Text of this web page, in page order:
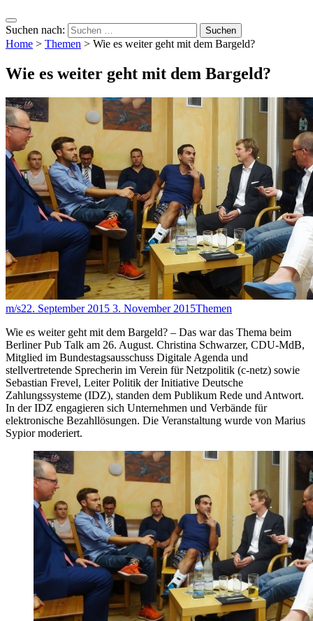
Suchen nach:
Home > Themen > Wie es weiter geht mit dem Bargeld?
Wie es weiter geht mit dem Bargeld?
m/s22. September 2015 3. November 2015Themen
Wie es weiter geht mit dem Bargeld? – Das war das Thema beim
Berliner Pub Talk am 26. August. Christina Schwarzer, CDU-MdB,
Mitglied im Bundestagsausschuss Digitale Agenda und
stellvertretende Sprecherin im Verein für Netzpolitik (c-netz) sowie
Sebastian Frevel, Leiter Politik der Initiative Deutsche
Zahlungssysteme (IDZ), standen dem Publikum Rede und Antwort.
In der IDZ engagieren sich Unternehmen und Verbände für
elektronische Bezahllösungen. Die Veranstaltung wurde von Marius
Sypior moderiert.